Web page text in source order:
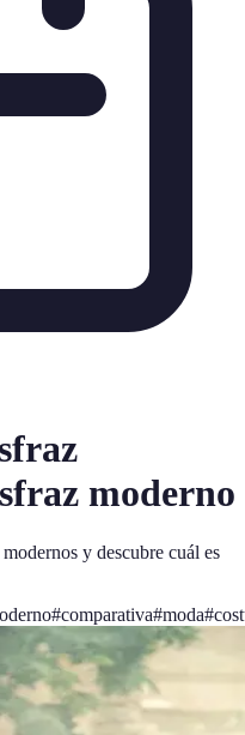
moderno
y descubre cuál es
#comparativa#moda#